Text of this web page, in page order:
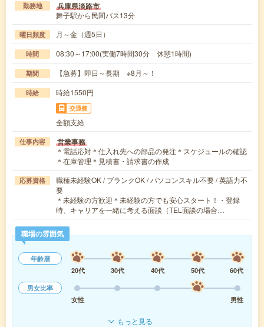
勤務地 兵庫県淡路市
舞子駅から民間バス13分
曜日頻度 月～金（週5日）
時間 08:30～17:00(実働7時間30分 休憩1時間)
期間 【急募】即日～長期 ※8月～！
時給 時給1550円
交通費
全額支給
仕事内容 営業事務
＊電話応対＊仕入れ先への部品の発注＊スケジュールの確認
＊在庫管理＊見積書・請求書の作成
応募資格
職種未経験OK / ブランクOK / パソコンスキル不要 / 英語力不
要
＊未経験の方歓迎＊未経験の方でも安心スタート！・登録
時、キャリアを一緒に考える面談（TEL面談の場合…
職場の雰囲気
年齢層
20代
30代 40代 50代
60代
男女比率
女性
男性
もっと見る